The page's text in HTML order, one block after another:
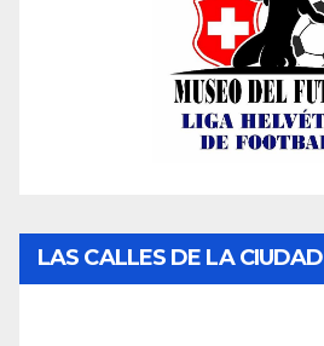
LAS CALLES DE LA CIUDAD